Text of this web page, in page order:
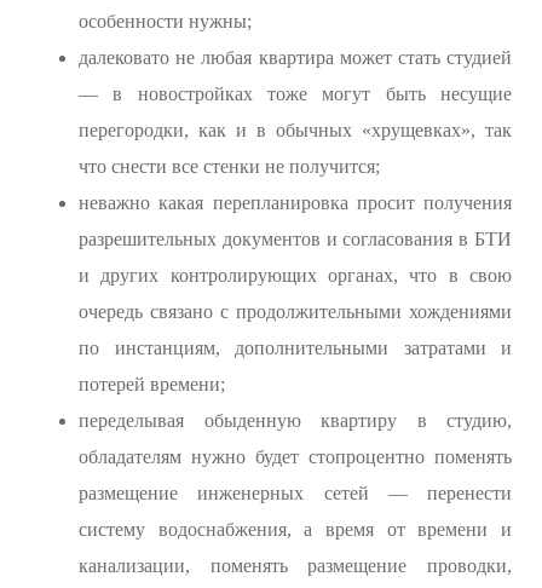
особенности нужны;
далековато не любая квартира может стать студией
— в новостройках тоже могут быть несущие
перегородки, как и в обычных «хрущевках», так
что снести все стенки не получится;
неважно какая перепланировка просит получения
разрешительных документов и согласования в БТИ
и других контролирующих органах, что в свою
очередь связано с продолжительными хождениями
по инстанциям, дополнительными затратами и
потерей времени;
переделывая обыденную квартиру в студию,
обладателям нужно будет стопроцентно поменять
размещение инженерных сетей — перенести
систему водоснабжения, а время от времени и
канализации, поменять размещение проводки,